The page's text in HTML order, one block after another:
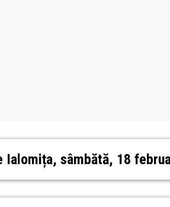
Ialomița, sâmbătă, 18